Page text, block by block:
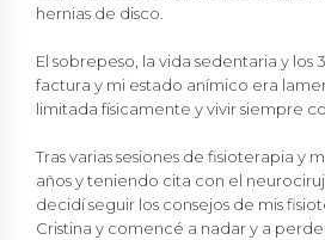
hernias de disco.
El sobrepeso, la vida sedentaria y los
factura y mi estado anímico era
limitada físicamente y vivir siempre
Tras varias sesiones de fisioterapia y
años y teniendo cita con el
decidí seguir los consejos de mis
Cristina y comencé a nadar y a